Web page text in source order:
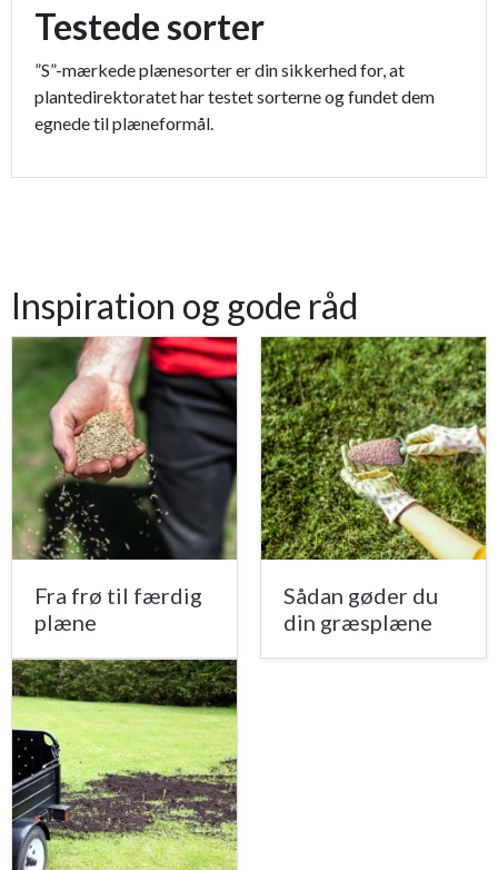
Testede sorter
”S”-mærkede plænesorter er din sikkerhed for, at
plantedirektoratet har testet sorterne og fundet dem
egnede til plæneformål.
Inspiration og gode råd
Fra frø til færdig
plæne
Sådan gøder du
din græsplæne